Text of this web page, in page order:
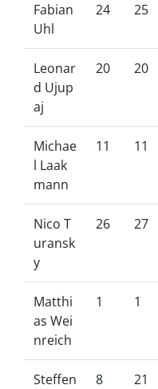
Fabian
Uhl
24 25
Leonar
d Ujup
aj
20 20
Michae
l Laak
mann
11 11
Nico T
uransk
y
26 27
Matthi
as Wei
nreich
1 1
Steffen
8 21